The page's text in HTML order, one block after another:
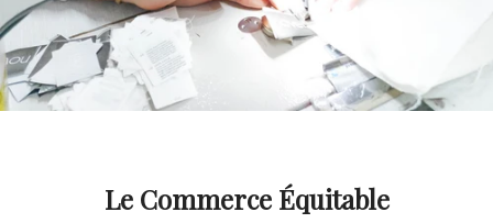
Le Commerce Équitable